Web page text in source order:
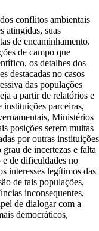
conflitos ambientais
atingidas, suas
de encaminhamento.
de campo que
os detalhes dos
destacadas no casos
das populações
a partir de relatórios e
parceiras,
Ministérios
posições serem muitas
por outras instituições
de incertezas e falta
de dificuldades no
interesses legítimos das
de tais populações,
inconsequentes,
de dialogar com a
democráticos,